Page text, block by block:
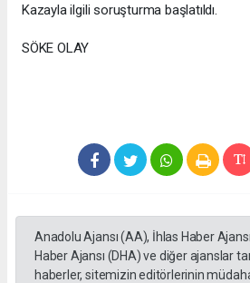
Kazayla ilgili soruşturma başlatıldı.
SÖKE OLAY
Anadolu Ajansı (AA), İhlas Haber
Haber Ajansı (DHA) ve diğer ajanslar
haberler, sitemizin editörlerinin